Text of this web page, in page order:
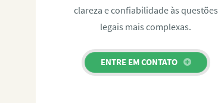
clareza e confiabilidade às questões
legais mais complexas.
ENTRE EM CONTATO